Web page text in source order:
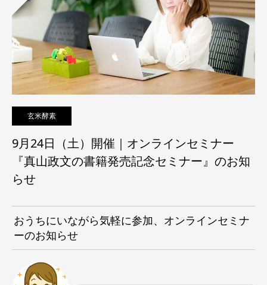
玄米酵素
9月24日（土）開催｜オンラインセミナー
『真山政文の書籍発売記念セミナー』のお知
らせ
おうちにいながら気軽に参加、オンラインセミナ
ーのお知らせ